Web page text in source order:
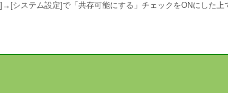
ステム設定]で「共存可能にする」チェックをONにした上